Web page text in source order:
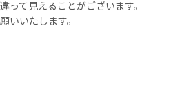
って見えることがございます。
いいたします。